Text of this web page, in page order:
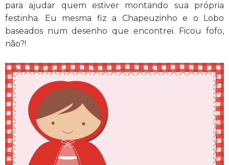
para ajudar quem estiver montando sua própria
festinha. Eu mesma fiz a Chapeuzinho e o Lobo
baseados num desenho que encontrei. Ficou fofo,
não?!